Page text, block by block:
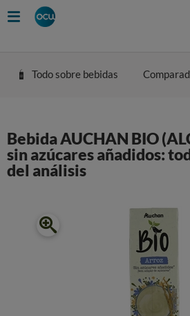
Todo sobre bebidas
Bebida AUCHAN BIO
sin azúcares añadidos:
del análisis